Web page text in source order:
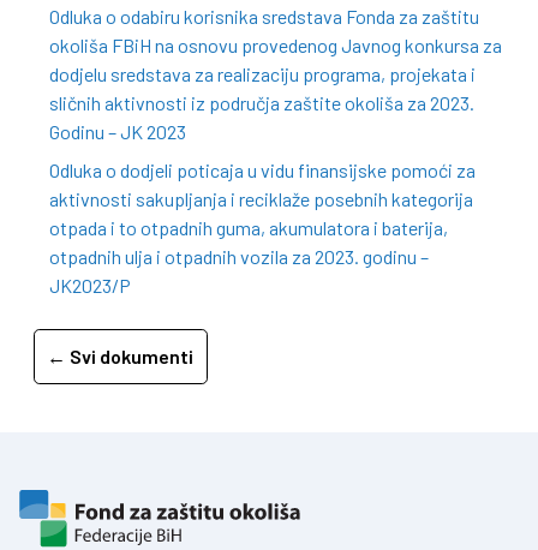
Odluka o odabiru korisnika sredstava Fonda za zaštitu
okoliša FBiH na osnovu provedenog Javnog konkursa za
dodjelu sredstava za realizaciju programa, projekata i
sličnih aktivnosti iz područja zaštite okoliša za 2023.
Godinu – JK 2023
Odluka o dodjeli poticaja u vidu finansijske pomoći za
aktivnosti sakupljanja i reciklaže posebnih kategorija
otpada i to otpadnih guma, akumulatora i baterija,
otpadnih ulja i otpadnih vozila za 2023. godinu –
JK2023/P
← Svi dokumenti